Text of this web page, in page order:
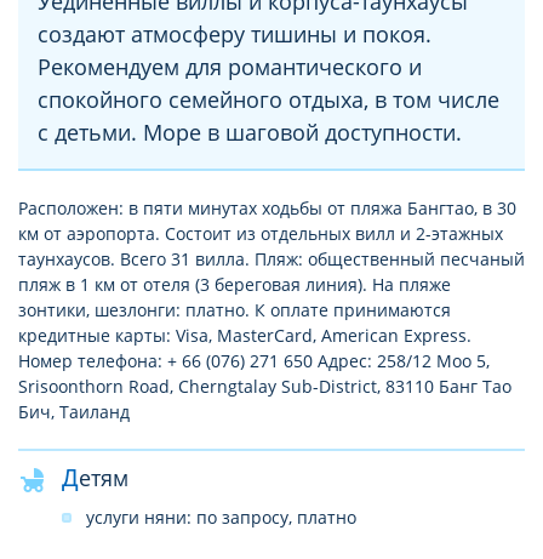
создают атмосферу тишины и покоя.
Рекомендуем для романтического и
спокойного семейного отдыха, в том числе
с детьми. Море в шаговой доступности.
Расположен: в пяти минутах ходьбы от пляжа Бангтао, в 30
км от аэропорта. Состоит из отдельных вилл и 2-этажных
таунхаусов. Всего 31 вилла. Пляж: общественный песчаный
пляж в 1 км от отеля (3 береговая линия). На пляже
зонтики, шезлонги: платно. К оплате принимаются
кредитные карты: Visa, MasterCard, American Express.
Номер телефона: + 66 (076) 271 650 Адрес: 258/12 Moo 5,
Srisoonthorn Road, Cherngtalay Sub-District, 83110 Банг Тао
Бич, Таиланд
Детям
услуги няни: по запросу, платно